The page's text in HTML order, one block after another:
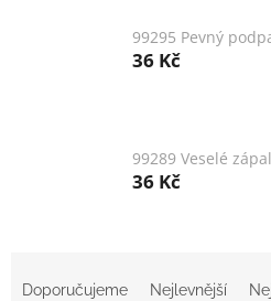
99295 Pevný
36 Kč
99289 Veselé
36 Kč
Doporučujeme Nejlevnější